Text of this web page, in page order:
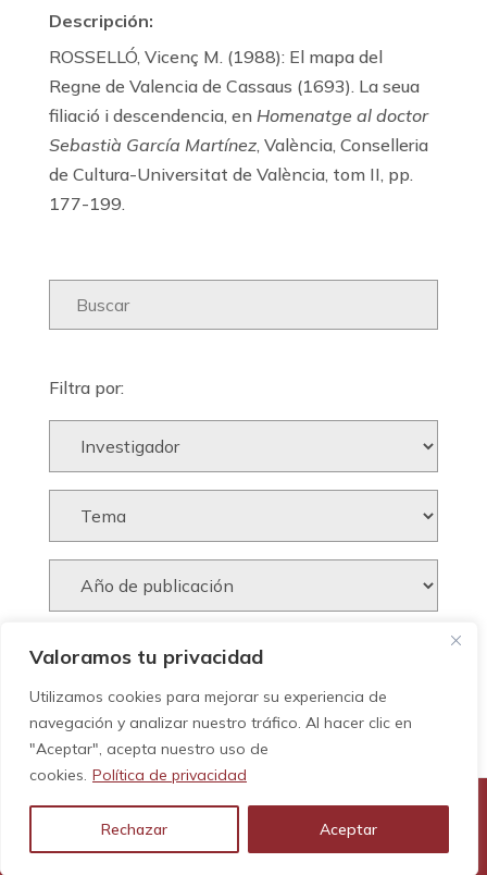
Valoramos tu privacidad
Utilizamos cookies para mejorar su experiencia de
navegación y analizar nuestro tráfico. Al hacer clic en
"Aceptar", acepta nuestro uso de
cookies. Política de privacidad
Rechazar Aceptar
Descripción:
ROSSELLÓ, Vicenç M. (1988): El mapa del
Regne de Valencia de Cassaus (1693). La seua
filiació i descendencia, en Homenatge al doctor
Sebastià García Martínez, València, Conselleria
de Cultura-Universitat de València, tom II, pp.
177-199.
Filtra por:
© GEHC - Tots els drets reservats